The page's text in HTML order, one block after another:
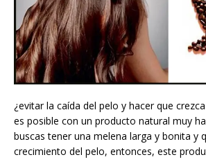
¿evitar la caída del pelo y hacer que
es posible con un producto natural muy
buscas tener una melena larga y bonita y
crecimiento del pelo, entonces, este